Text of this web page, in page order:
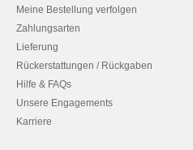
Meine Bestellung verfolgen
Zahlungsarten
Lieferung
Rückerstattungen / Rückgaben
Hilfe & FAQs
Unsere Engagements
Karriere